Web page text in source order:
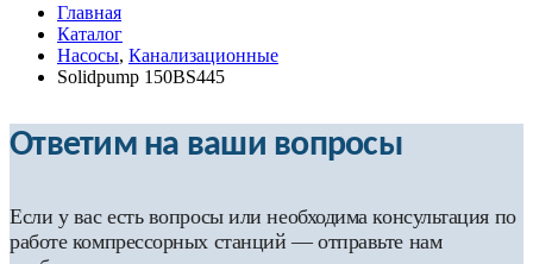
Главная
Каталог
Насосы, Канализационные
Solidpump 150BS445
Ответим на ваши вопросы
Если у вас есть вопросы или необходима консультация по
работе компрессорных станций — отправьте нам